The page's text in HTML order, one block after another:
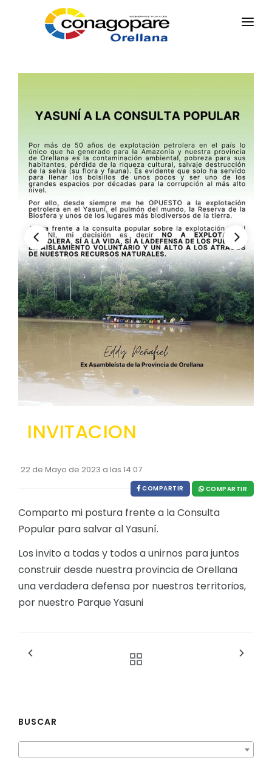
PARROQUIAS
EJECUCIÓN Y PRESUPUESTO
GESTIÓN ADMINISTRATIVA
Plan Anual Contratación - PAC
Plan Operativo Anual - POA
Gestión Institucional
Capacitaciones y talleres
EJECUCIÓN PRESUPUESTARIA
Información Presupuestaria
Procesos de contratación
SOPORTE INSTITUCIONAL
Registro oficiales de creación parroquiales
APLICATIVOS
INVITACION
22 de Mayo de 2023 a las 14:07
COMPARTIR COMPARTIR
Comparto mi postura frente a la Consulta
Popular para salvar al Yasuní.
Los invito a todas y todos a unirnos para juntos
construir desde nuestra provincia de Orellana
una verdadera defensa por nuestros territorios,
por nuestro Parque Yasuni
BUSCAR